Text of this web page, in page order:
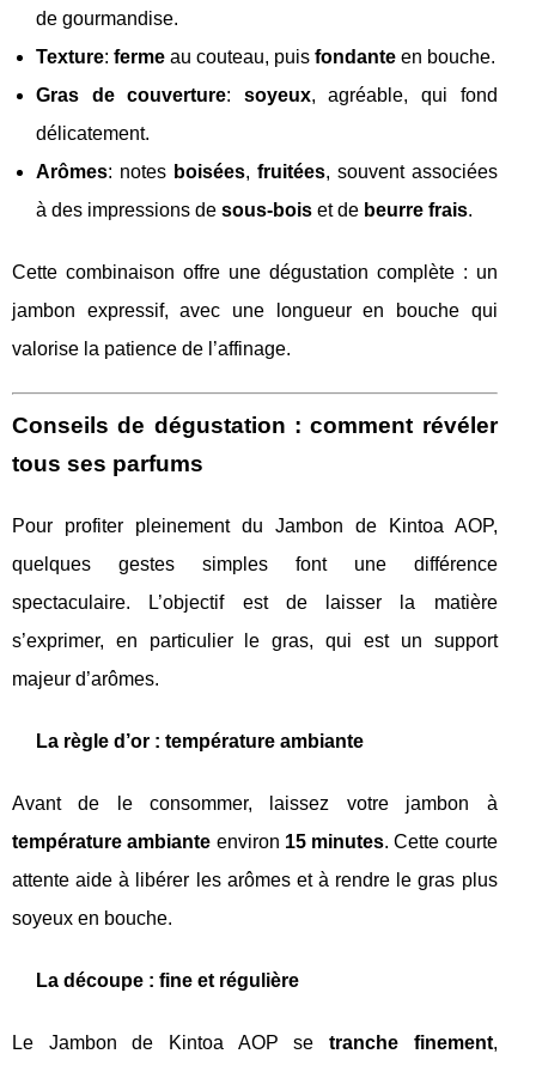
de gourmandise.
Texture: ferme au couteau, puis fondante en bouche.
Gras de couverture: soyeux, agréable, qui fond
délicatement.
Arômes: notes boisées, fruitées, souvent associées
à des impressions de sous-bois et de beurre frais.
Cette combinaison offre une dégustation complète : un
jambon expressif, avec une longueur en bouche qui
valorise la patience de l’affinage.
Conseils de dégustation : comment révéler
tous ses parfums
Pour profiter pleinement du Jambon de Kintoa AOP,
quelques gestes simples font une différence
spectaculaire. L’objectif est de laisser la matière
s’exprimer, en particulier le gras, qui est un support
majeur d’arômes.
La règle d’or : température ambiante
Avant de le consommer, laissez votre jambon à
température ambiante environ 15 minutes. Cette courte
attente aide à libérer les arômes et à rendre le gras plus
soyeux en bouche.
La découpe : fine et régulière
Le Jambon de Kintoa AOP se tranche finement,